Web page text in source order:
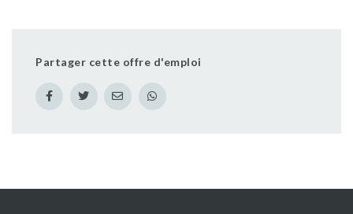
Partager cette offre d'emploi